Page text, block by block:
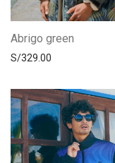
Abrigo green
S/329.00